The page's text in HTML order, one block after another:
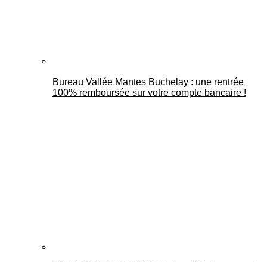
Bureau Vallée Mantes Buchelay : une rentrée
100% remboursée sur votre compte bancaire !